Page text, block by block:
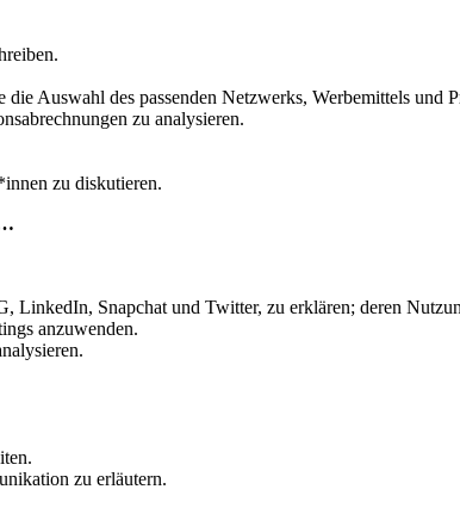
Auswahl des passenden Netzwerks, Werbemittels und
zu analysieren.
zu diskutieren.
Snapchat und Twitter, zu erklären; deren
anzuwenden.
zu erläutern.